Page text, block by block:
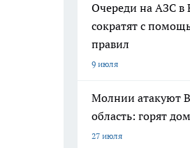
Очереди на АЗС в
сократят с
правил
9 июля
Молнии атакуют
область: горят
27 июля